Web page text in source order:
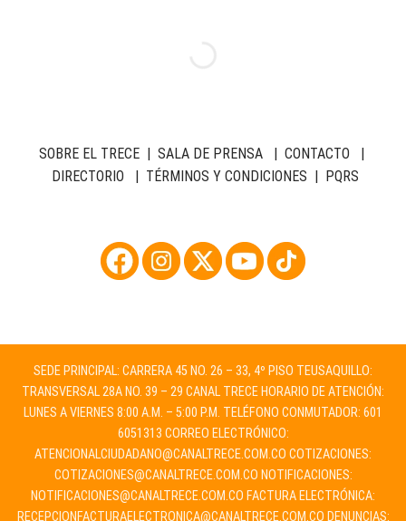
SOBRE EL TRECE| SALA DE PRENSA| CONTACTO |
DIRECTORIO | TÉRMINOS Y CONDICIONES | PQRS
SEDE PRINCIPAL: CARRERA 45 NO. 26 – 33, 4º PISO TEUSAQUILLO:
TRANSVERSAL 28A NO. 39 – 29 CANAL TRECE HORARIO DE ATENCIÓN:
LUNES A VIERNES 8:00 A.M. – 5:00 P.M. TELÉFONO CONMUTADOR: 601
6051313 CORREO ELECTRÓNICO:
ATENCIONALCIUDADANO@CANALTRECE.COM.CO COTIZACIONES:
COTIZACIONES@CANALTRECE.COM.CO NOTIFICACIONES:
NOTIFICACIONES@CANALTRECE.COM.CO FACTURA ELECTRÓNICA:
RECEPCIONFACTURAELECTRONICA@CANALTRECE.COM.CO DENUNCIAS: